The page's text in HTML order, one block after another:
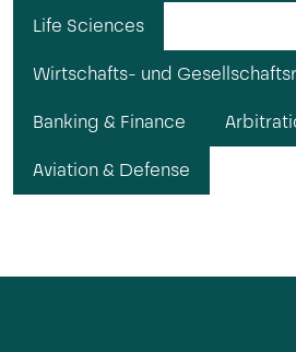
Life Sciences
Wirtschafts- und
Banking & Finance
Aviation & Defense